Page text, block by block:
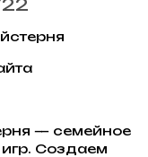
— семейное
Создаем